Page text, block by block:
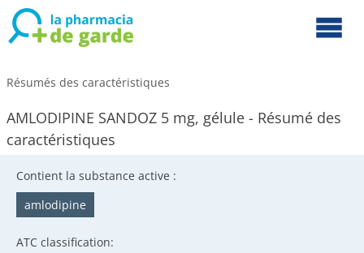
Résumés des caractéristiques
AMLODIPINE SANDOZ 5 mg, gélule - Résumé des
caractéristiques
Contient la substance active :
amlodipine
ATC classification: